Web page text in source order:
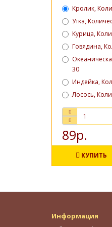
Кролик,
Утка,
Курица,
Говядина,
30
Индейка,
Лосось,
89р.
КУПИТЬ
Информация